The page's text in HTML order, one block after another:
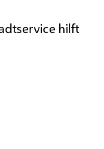
hilft